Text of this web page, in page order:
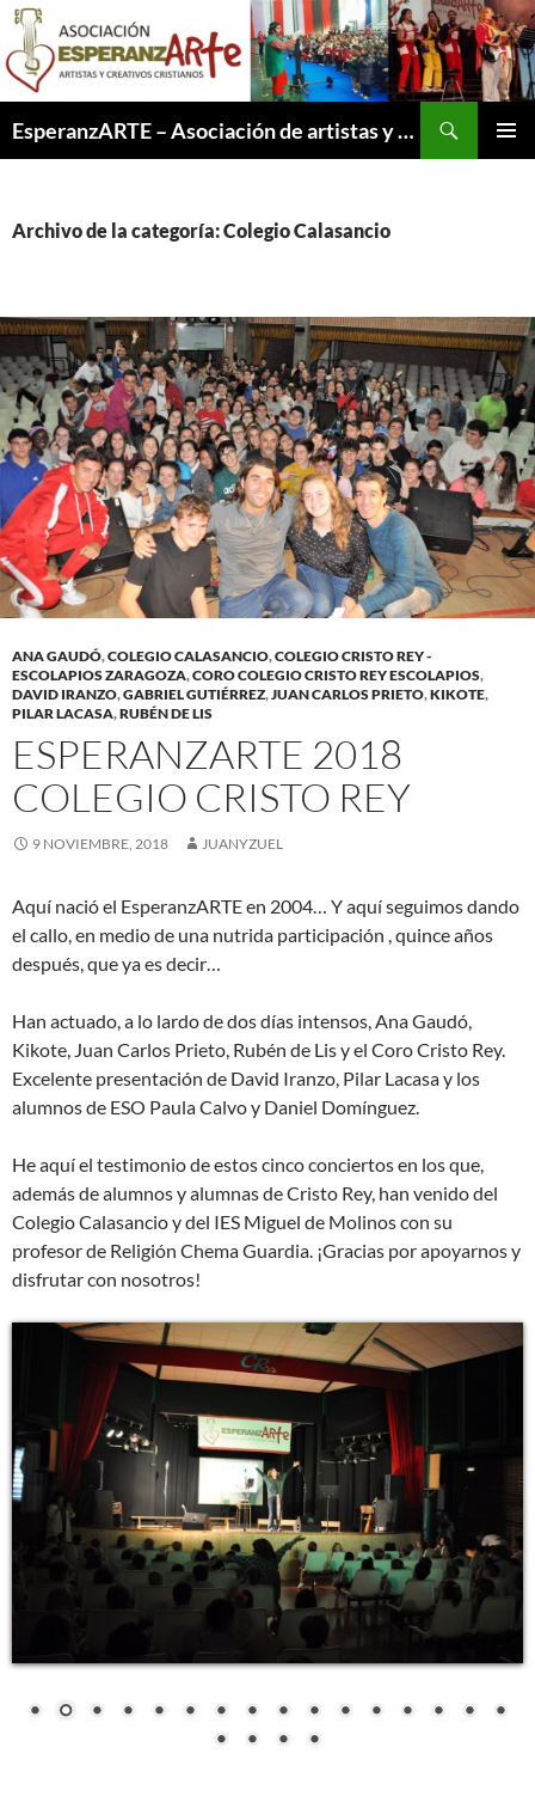
Saltar
contenido
EsperanzARTE – Asociación de artistas y creativos cristianos
Archivo de la categoría: Colegio Calasancio
ANA GAUDÓ,COLEGIO CALASANCIO,COLEGIO CRISTO REY -
ESCOLAPIOS ZARAGOZA,CORO COLEGIO CRISTO REY ESCOLAPIOS,
DAVID IRANZO,GABRIEL GUTIÉRREZ,JUAN CARLOS PRIETO,KIKOTE,
PILAR LACASA,RUBÉN DE LIS
ESPERANZARTE 2018
COLEGIO CRISTO REY
9 NOVIEMBRE, 2018 JUANYZUEL
Aquí nació el EsperanzARTE en 2004… Y aquí seguimos dando
el callo, en medio de una nutrida participación , quince años
después, que ya es decir…
Han actuado, a lo lardo de dos días intensos, Ana Gaudó,
Kikote, Juan Carlos Prieto, Rubén de Lis y el Coro Cristo Rey.
Excelente presentación de David Iranzo, Pilar Lacasa y los
alumnos de ESO Paula Calvo y Daniel Domínguez.
He aquí el testimonio de estos cinco conciertos en los que,
además de alumnos y alumnas de Cristo Rey, han venido del
Colegio Calasancio y del IES Miguel de Molinos con su
profesor de Religión Chema Guardia. ¡Gracias por apoyarnos y
disfrutar con nosotros!